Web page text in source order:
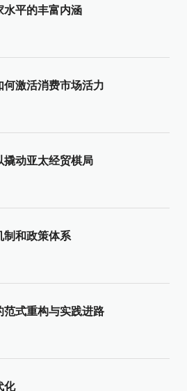
水平的丰富内涵
何激活消费市场活力
撬动亚太经贸棋局
制和政策体系
范式重构与实践进路
化